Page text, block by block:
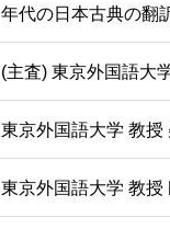
年代の日本古典の翻
(主査) 東京外国語
東京外国語大学 教
東京外国語大学 教